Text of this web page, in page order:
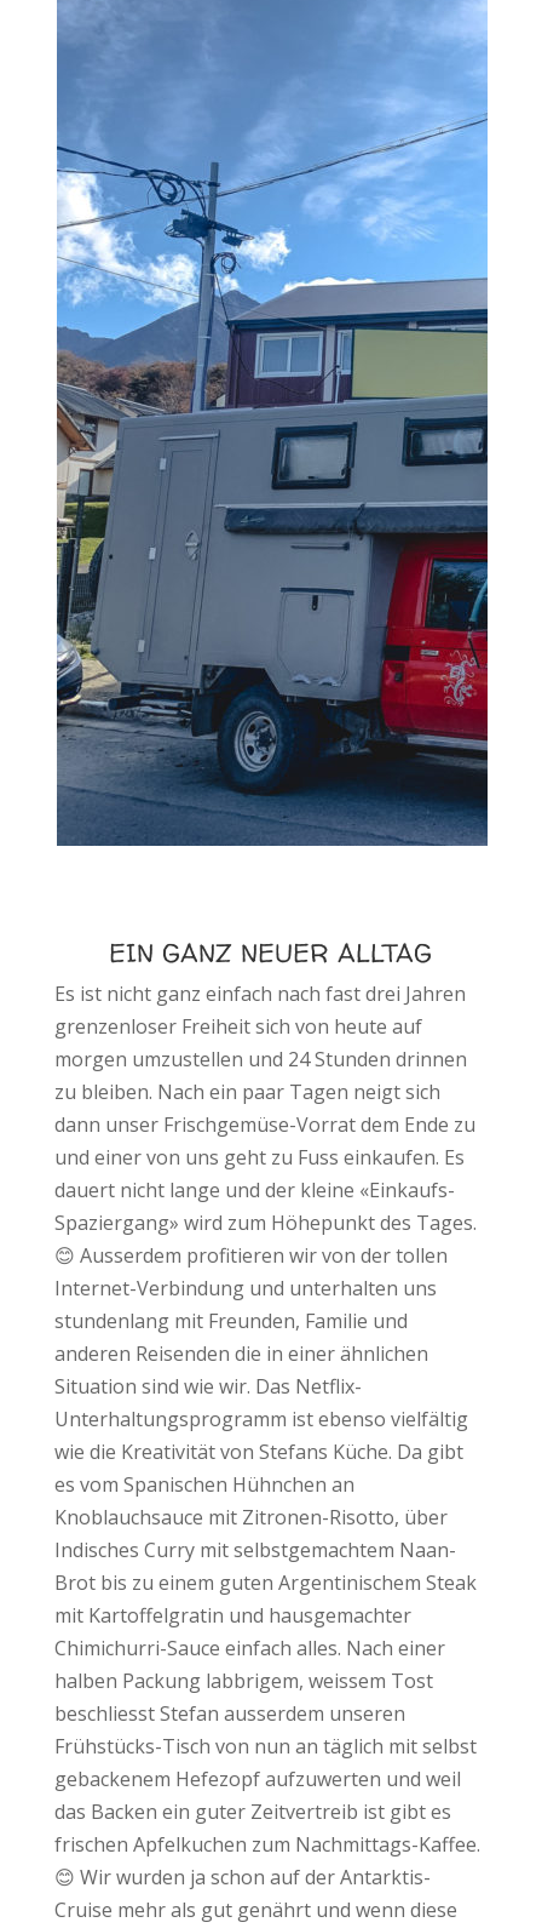
EIN GANZ NEUER ALLTAG
Es ist nicht ganz einfach nach fast drei Jahren
grenzenloser Freiheit sich von heute auf
morgen umzustellen und 24 Stunden drinnen
zu bleiben. Nach ein paar Tagen neigt sich
dann unser Frischgemüse-Vorrat dem Ende zu
und einer von uns geht zu Fuss einkaufen. Es
dauert nicht lange und der kleine «Einkaufs-
Spaziergang» wird zum Höhepunkt des Tages.
😊 Ausserdem profitieren wir von der tollen
Internet-Verbindung und unterhalten uns
stundenlang mit Freunden, Familie und
anderen Reisenden die in einer ähnlichen
Situation sind wie wir. Das Netflix-
Unterhaltungsprogramm ist ebenso vielfältig
wie die Kreativität von Stefans Küche. Da gibt
es vom Spanischen Hühnchen an
Knoblauchsauce mit Zitronen-Risotto, über
Indisches Curry mit selbstgemachtem Naan-
Brot bis zu einem guten Argentinischem Steak
mit Kartoffelgratin und hausgemachter
Chimichurri-Sauce einfach alles. Nach einer
halben Packung labbrigem, weissem Tost
beschliesst Stefan ausserdem unseren
Frühstücks-Tisch von nun an täglich mit selbst
gebackenem Hefezopf aufzuwerten und weil
das Backen ein guter Zeitvertreib ist gibt es
frischen Apfelkuchen zum Nachmittags-Kaffee.
😊 Wir wurden ja schon auf der Antarktis-
Cruise mehr als gut genährt und wenn diese